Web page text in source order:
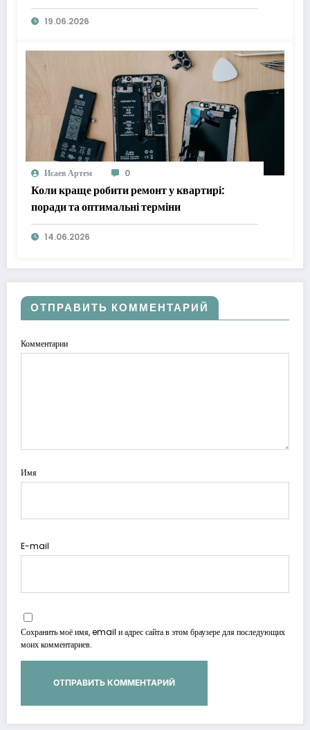
19.06.2026
Исаев Артем 0
Коли краще робити ремонт у квартирі:
поради та оптимальні терміни
14.06.2026
ОТПРАВИТЬ КОММЕНТАРИЙ
Комментарии
Имя
E-mail
Сохранить моё имя, email и адрес сайта в этом браузере для последующих
моих комментариев.